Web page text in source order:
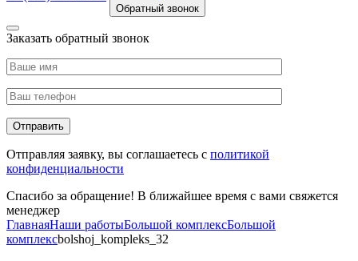
Обратный звонок
Заказать обратный звонок
Отправляя заявку, вы соглашаетесь с политикой
конфиденциальности
Спасибо за обращение! В ближайшее время с вами свяжется
менеджер
ГлавнаяНаши работыБольшой комплексБольшой
комплексbolshoj_kompleks_32